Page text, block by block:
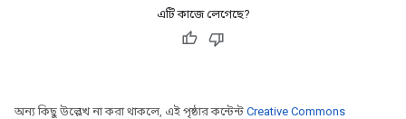
এটি কাজে লেগেছে?
অন্য কিছু উল্লেখ না করা থাকলে, এই পৃষ্ঠার কন্টেন্ট Creative Commons